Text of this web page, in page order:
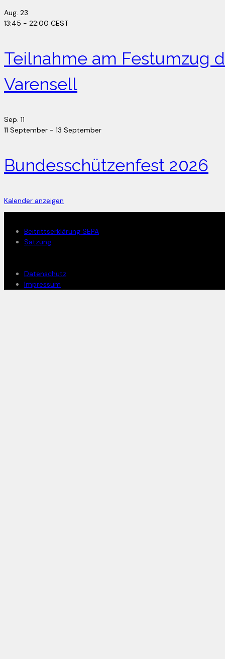
Aug. 23
13:45 - 22:00 CEST
Teilnahme am Festumzug
Varensell
Sep. 11
11 September - 13 September
Bundesschützenfest 2026
Kalender anzeigen
Beitrittserklärung SEPA
Satzung
Datenschutz
Impressum